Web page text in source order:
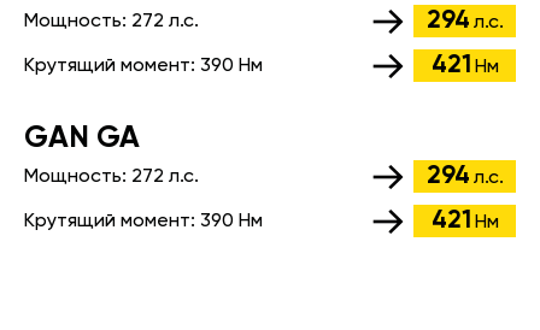
Мощность: 272 л.с. 294 л.с.
Крутящий момент: 390 Нм 421 Нм
GАN GA
Мощность: 272 л.с. 294 л.с.
Крутящий момент: 390 Нм 421 Нм